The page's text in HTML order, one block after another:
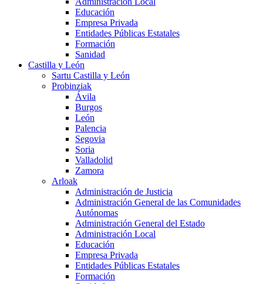
Educación
Empresa Privada
Entidades Públicas Estatales
Formación
Sanidad
Castilla y León
Sartu Castilla y León
Probinziak
Ávila
Burgos
León
Palencia
Segovia
Soria
Valladolid
Zamora
Arloak
Administración de Justicia
Administración General de las Comunidades
Autónomas
Administración General del Estado
Administración Local
Educación
Empresa Privada
Entidades Públicas Estatales
Formación